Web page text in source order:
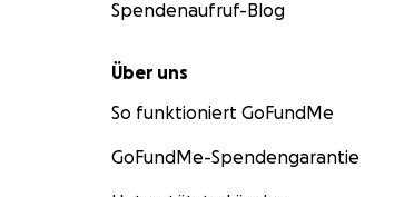
Spendenaufruf-Blog
Über uns
So funktioniert GoFundMe
GoFundMe-Spendengarantie